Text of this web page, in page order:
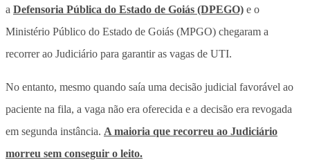
a Defensoria Pública do Estado de Goiás (DPEGO) e o
Ministério Público do Estado de Goiás (MPGO) chegaram a
recorrer ao Judiciário para garantir as vagas de UTI.
No entanto, mesmo quando saía uma decisão judicial favorável ao
paciente na fila, a vaga não era oferecida e a decisão era revogada
em segunda instância. A maioria que recorreu ao Judiciário
morreu sem conseguir o leito.